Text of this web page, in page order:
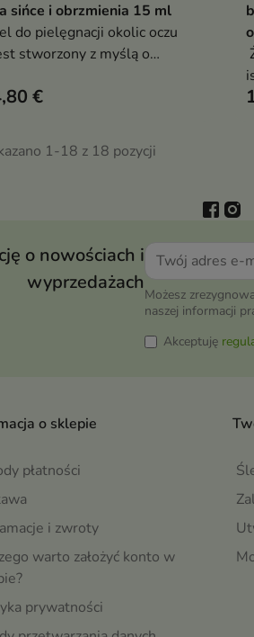
sińce i obrzmienia 15 ml
do pielęgnacji okolic oczu
stworzony z myślą o
wokół oczu
€
1-18 z 18 pozycji
o nowościach i
wyprzedażach
Możesz
naszej informacji
Akceptuję
o sklepie
płatności
i zwroty
warto założyć konto w
prywatności